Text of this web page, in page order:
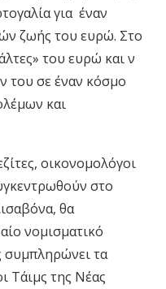
για έναν
ζωής του ευρώ. Στο
του ευρώ και ν
του σε έναν κόσμο
και
οικονομολόγοι
στο
θα
νομισματικό
συμπληρώνει τα
Τάιμς της Νέας